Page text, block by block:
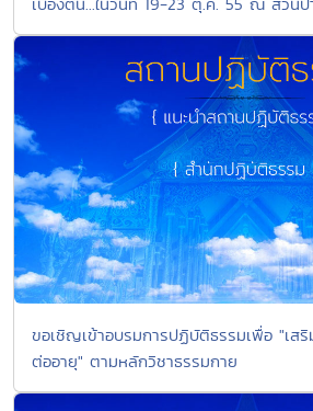
ขอเชิญเข้าอบรมการปฏิบัติธรรมเพื่อ "เสริ
ต่ออายุ" ตามหลักวิชาธรรมกาย